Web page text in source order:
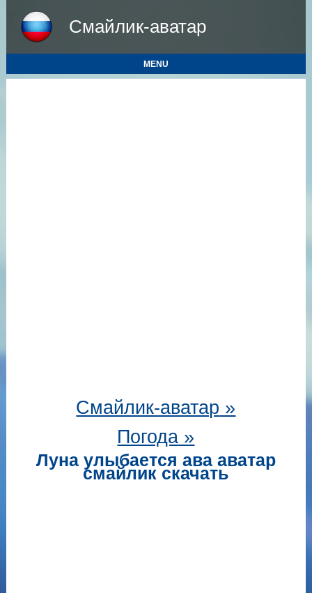
Смайлик-аватар
MENU
Смайлик-аватар »
Погода »
Луна улыбается ава аватар
смайлик скачать